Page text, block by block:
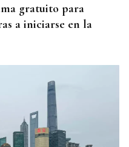
gratuito para
a iniciarse en la